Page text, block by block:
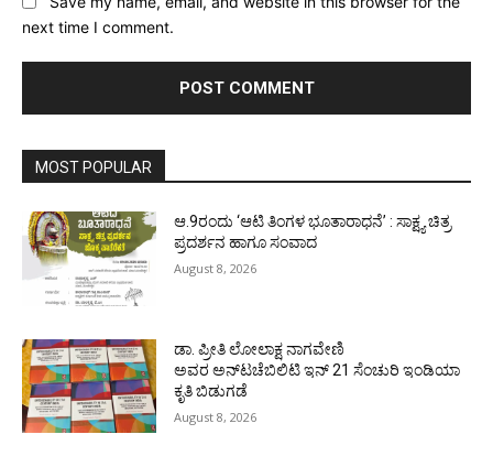
next time I comment.
MOST POPULAR
ಆ.9ರಂದು ‘ಆಟಿ ತಿಂಗಳ ಭೂತಾರಾಧನೆ’ : ಸಾಕ್ಷ್ಯ ಚಿತ್ರ
ಪ್ರದರ್ಶನ ಹಾಗೂ ಸಂವಾದ
August 8, 2026
ಡಾ. ಪ್ರೀತಿ ಲೋಲಾಕ್ಷ ನಾಗವೇಣಿ
ಅವರ ಅನ್‌ಟಚೆಬಿಲಿಟಿ ಇನ್ 21 ಸೆಂಚುರಿ ಇಂಡಿಯಾ
ಕೃತಿ ಬಿಡುಗಡೆ
August 8, 2026